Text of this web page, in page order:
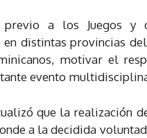
a los Juegos y
en distintas provincias
motivar el
evento
que la realización
a la decidida